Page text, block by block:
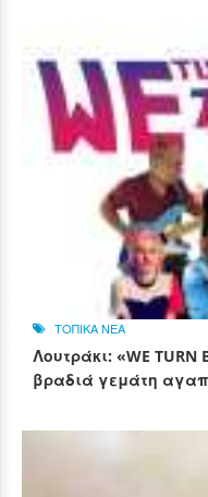
ΤΟΠΙΚΑ ΝΕΑ
Λουτράκι: «WE TURN
βραδιά γεμάτη